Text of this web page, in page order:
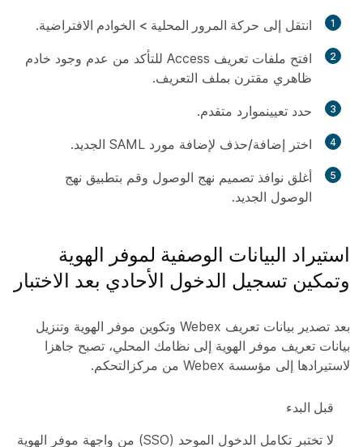
1 انتقل إلى حركة المرور المحلية > الخوادم الافتراضية.
2
افتح ملفات تعريف Access للتأكد من عدم وجود خادم
ظاهري مقترن بملف التعريف.
3 حدد تعيينموارد متقدم.
4 اختر إضافة/حذف لإضافة مورد SAML الجديد.
5
أغلق نوافذ تصميم نهج الوصول وقم بتطبيق نهج
الوصول الجديد.
استيراد البيانات الوصفية لموفر الهوية
وتمكين تسجيل الدخول الأحادي بعد الاختبار
بعد تصدير بيانات تعريف Webex وتكوين موفر الهوية وتنزيل
بيانات تعريف موفر الهوية إلى نظامك المحلي، تصبح جاهزا
لاستيرادها إلى مؤسسة Webex من مركزالتحكم.
قبل البدء
لا تختبر تكامل الدخول الموحد (SSO) من واجهة موفر الهوية